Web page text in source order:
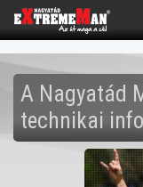
A Nagyatád
technikai